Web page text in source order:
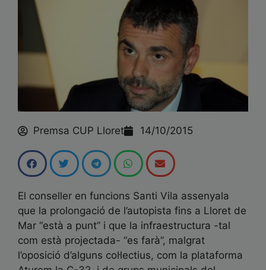
Premsa CUP Lloret 14/10/2015
El conseller en funcions Santi Vila assenyala
que la prolongació de l’autopista fins a Lloret de
Mar “està a punt” i que la infraestructura -tal
com està projectada- “es farà”, malgrat
l’oposició d’alguns col·lectius, com la plataforma